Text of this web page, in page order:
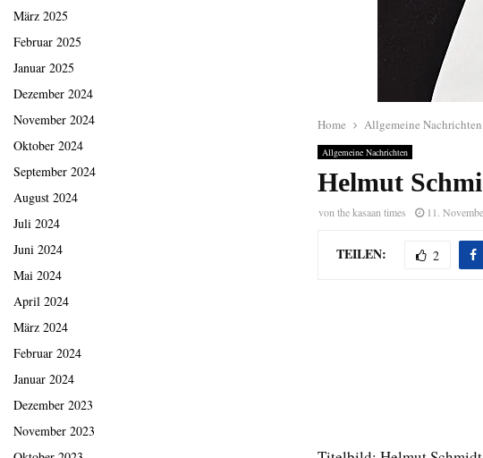
Home Allgemeine Nachrichten
Allgemeine Nachrichten
Helmut
vonthe kasaan times 11.
TEILEN: 2
März 2025
Februar 2025
Januar 2025
Dezember 2024
November 2024
Oktober 2024
September 2024
August 2024
Juli 2024
Juni 2024
Mai 2024
April 2024
März 2024
Februar 2024
Januar 2024
Dezember 2023
November 2023